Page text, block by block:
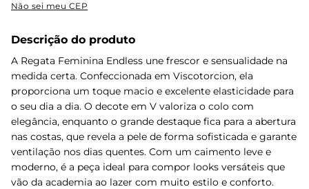
Não sei meu CEP
Descrição do produto
A Regata Feminina Endless une frescor e sensualidade na
medida certa. Confeccionada em Viscotorcion, ela
proporciona um toque macio e excelente elasticidade para
o seu dia a dia. O decote em V valoriza o colo com
elegância, enquanto o grande destaque fica para a abertura
nas costas, que revela a pele de forma sofisticada e garante
ventilação nos dias quentes. Com um caimento leve e
moderno, é a peça ideal para compor looks versáteis que
vão da academia ao lazer com muito estilo e conforto.